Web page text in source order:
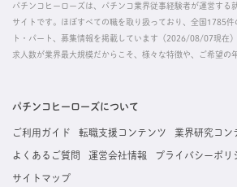
パチンコヒーローズは、パチンコ業界従事経験者が運営する
サイトです。ほぼすべての職を取り扱っており、全国1785件
ト・パート、募集情報を掲載しています（2026/08/07現在）
求人数が業界最大規模だからこそ、様々な特徴や、ご希望の
掲載している求人は、すべて契約法人様から寄せられた正規
た内容はすぐに直接事業所に届くためスムーズに転職・復職
パチンコヒーローズについて
ご利用ガイド 転職支援コンテンツ 業界研究コン
よくあるご質問 運営会社情報 プライバシーポリ
サイトマップ